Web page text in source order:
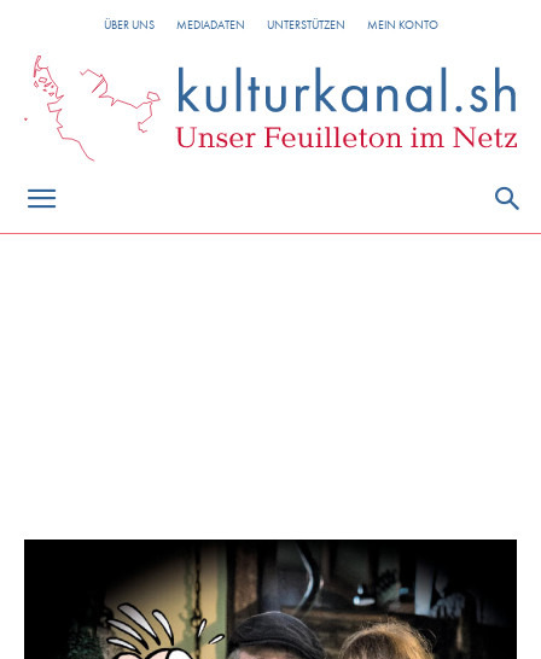
ÜBER UNS MEDIADATEN UNTERSTÜTZEN MEIN KONTO